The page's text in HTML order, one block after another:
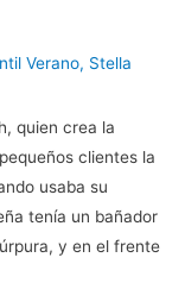
Verano, Stella
quien crea la
clientes la
usaba su
tenía un bañador
y en el frente